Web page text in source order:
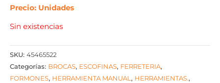
Precio: Unidades
Sin existencias
SKU: 45465522
Categorías: BROCAS, ESCOFINAS, FERRETERIA,
FORMONES, HERRAMIENTA MANUAL, HERRAMIENTAS.,